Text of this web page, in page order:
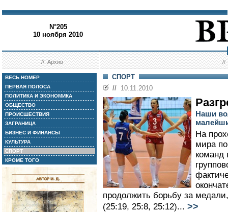
N°205
10 ноября 2010
//Архив //
ВЕСЬ НОМЕР
ПЕРВАЯ ПОЛОСА
ПОЛИТИКА И ЭКОНОМИКА
ОБЩЕСТВО
ПРОИСШЕСТВИЯ
ЗАГРАНИЦА
БИЗНЕС И ФИНАНСЫ
КУЛЬТУРА
СПОРТ
КРОМЕ ТОГО
СПОРТ
// 10.11.2010
Наши
На
мира
команд
продолжить борьбу за
(25:19, 25:8, 25:12)... >>